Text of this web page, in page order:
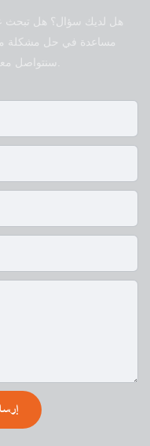
هل لديك سؤال؟ هل تبحث
مساعدة في حل مشكلة